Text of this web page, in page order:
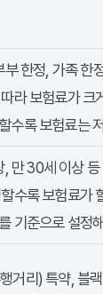
부 한정, 가족 한
라 보험료가 크
수록 보험료는
만 30세 이상
수록 보험료가
기준으로 설정
거리) 특약, 블